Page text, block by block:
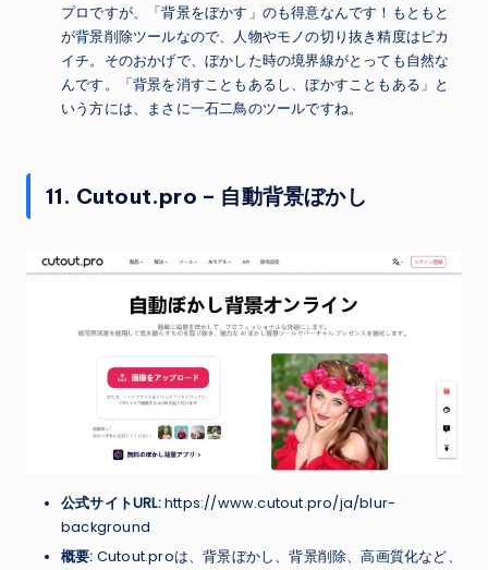
プロですが、「背景をぼかす」のも得意なんです！もともと
が背景削除ツールなので、人物やモノの切り抜き精度はピカ
イチ。そのおかげで、ぼかした時の境界線がとっても自然な
んです。「背景を消すこともあるし、ぼかすこともある」と
いう方には、まさに一石二鳥のツールですね。
11. Cutout.pro – 自動背景ぼかし
公式サイトURL:https://www.cutout.pro/ja/blur-
background
概要: Cutout.proは、背景ぼかし、背景削除、高画質化など、